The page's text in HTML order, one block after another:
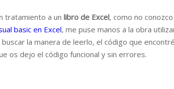
tratamiento a un libro de Excel, como no conozco
basic en Excel, me puse manos a la obra
la manera de leerlo, el código que
os dejo el código funcional y sin errores.